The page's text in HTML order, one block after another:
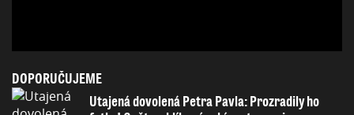
DOPORUČUJEME
Utajená dovolená Petra Pavla: Prozradily ho